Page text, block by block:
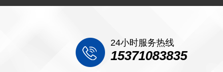
24小时服务热线
15371083835